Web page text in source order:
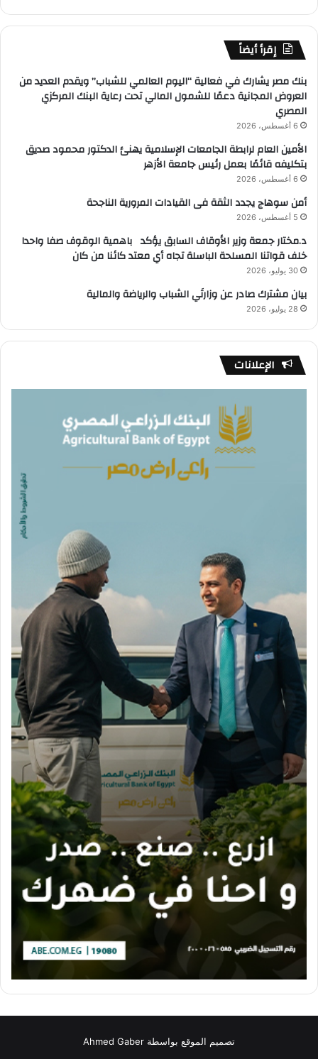
إقرأ أيضاً
بنك مصر يشارك في فعالية “اليوم العالمي للشباب” ويقدم العديد من
العروض المجانية دعمًا للشمول المالي تحت رعاية البنك المركزي
المصري
6 أغسطس، 2026
الأمين العام لرابطة الجامعات الإسلامية يهنئ الدكتور محمود صديق
بتكليفه قائمًا بعمل رئيس جامعة الأزهر
6 أغسطس، 2026
أمن سوهاج يجدد الثقة فى القيادات المرورية الناجحة
5 أغسطس، 2026
د.مختار جمعة وزير الأوقاف السابق يؤكد باهمية الوقوف صفا واحدا
خلف قواتنا المسلحة الباسلة تجاه أي معتد كائنا من كان
30 يوليو، 2026
بيان مشترك صادر عن وزارتَي الشباب والرياضة والمالية
28 يوليو، 2026
الإعلانات
تصميم الموقع بواسطة Ahmed Gaber